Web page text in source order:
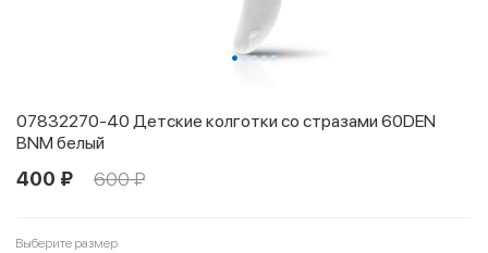
07832270-40 Детские колготки со стразами 60DEN
BNM белый
400 ₽ 600 ₽
Выберите размер